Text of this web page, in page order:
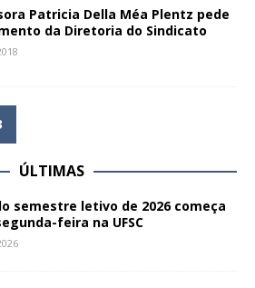
Patricia Della Méa Plentz pede
da Diretoria do Sindicato
ÚLTIMAS
semestre letivo de 2026 começa
feira na UFSC